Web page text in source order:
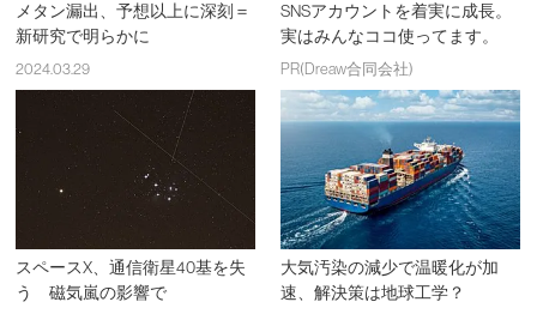
メタン漏出、予想以上に深刻＝
新研究で明らかに
2024.03.29
SNSアカウントを着実に成長。
実はみんなココ使ってます。
PR(Dreaw合同会社)
スペースX、通信衛星40基を失
う 磁気嵐の影響で
大気汚染の減少で温暖化が加
速、解決策は地球工学？